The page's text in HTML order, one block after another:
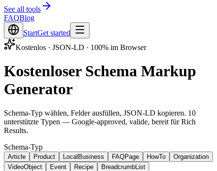
See all tools
FAQBlog
StartGet started
Kostenlos · JSON-LD · 100% im Browser
Kostenloser Schema Markup
Generator
Schema-Typ wählen, Felder ausfüllen, JSON-LD kopieren. 10
unterstützte Typen — Google-approved, valide, bereit für Rich
Results.
Schema-Typ
Article Product LocalBusiness FAQPage HowTo
Organization
VideoObject
Event Recipe BreadcrumbList